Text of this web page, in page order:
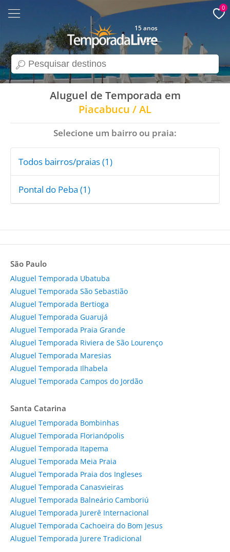
search
15 anos
0
Aluguel de Temporada em
Piacabucu / AL
Selecione um bairro ou praia:
Todos bairros/praias (1)
Pontal do Peba (1)
São Paulo
Aluguel Temporada Ubatuba
Aluguel Temporada São Sebastião
Aluguel Temporada Bertioga
Aluguel Temporada Guarujá
Aluguel Temporada Praia Grande
Aluguel Temporada Riviera de São Lourenço
Aluguel Temporada Maresias
Aluguel Temporada Ilhabela
Aluguel Temporada Campos do Jordão
Santa Catarina
Aluguel Temporada Bombinhas
Aluguel Temporada Florianópolis
Aluguel Temporada Itapema
Aluguel Temporada Meia Praia
Aluguel Temporada Praia dos Ingleses
Aluguel Temporada Canasvieiras
Aluguel Temporada Balneário Camboriú
Aluguel Temporada Jurerê Internacional
Aluguel Temporada Cachoeira do Bom Jesus
Aluguel Temporada Jurere Tradicional